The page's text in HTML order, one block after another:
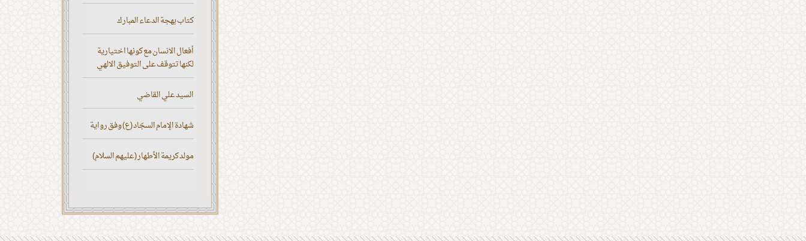
كتاب بهجة الدعاء المبارك
أفعال الانسان مع كونها اختيارية
لكنها تتوقف على التوفيق الالهي
السيد علي القاضي
شهادة الإمام السجّاد (ع) وفق رواية
مولد كريمة الأطهار (عليهم السلام)